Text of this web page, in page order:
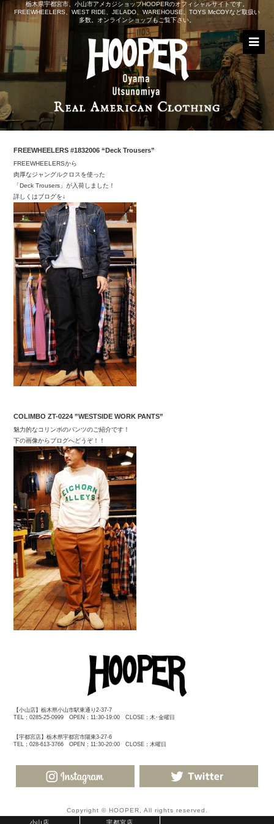
栃木県宇都宮市、小山市アメカジショップHOOPERのオフィシャルサイトです。
FREEWHEELERS、WEST RIDE、JELADO、WAREHOUSE、TOYS McCOYなど取扱い
多数。オンラインショップもご覧下さい。
FREEWHEELERS #1832006 “Deck Trousers”
FREEWHEELERSから
肉厚なジャングルクロスを使った
「Deck Trousers」が入荷しました！
詳しくはブログを↓
COLIMBO ZT-0224 ”WESTSIDE WORK PANTS”
魅力的なコリンボのパンツのご紹介です！
下の画像からブログへどうぞ！！
【小山店】栃木県小山市駅東通り2-37-7
TEL：0285-25-0999 OPEN：11:30-19:00 CLOSE：木･金曜日
【宇都宮店】栃木県宇都宮市陽東3-27-6
TEL：028-613-3766 OPEN：11:30-20:00 CLOSE：木曜日
小山店 宇都宮店
Copyright © HOOPER, All rights reserved.